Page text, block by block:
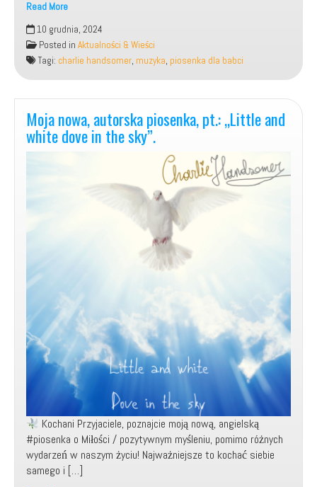
Read More
[*]
Moja
autorska
piosenka
pożegnalna,
pt.:
„Do
zobaczenia,
Babciu”.
10 grudnia, 2024
Posted in Aktualności & Wieści
Tagi: charlie handsomer, muzyka, piosenka dla babci
Moja nowa, autorska piosenka, pt.: „Little and
white dove in the sky”.
Kochani Przyjaciele, poznajcie moją nową, angielską
#piosenka o Miłości / pozytywnym myśleniu, pomimo różnych
wydarzeń w naszym życiu! Najważniejsze to kochać siebie
samego i […]